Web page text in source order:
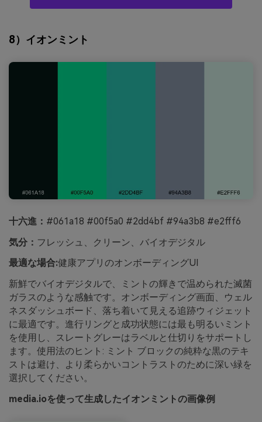
8）イオンミント
十六進： #061a18 #00f5a0 #2dd4bf #94a3b8 #e2fff6
気分： フレッシュ、クリーン、バイオデジタル
最適な場合:健康アプリのオンボーディングUI
新鮮でバイオデジタルで、ミントの輝きで温められた滅菌
ガラスのような感触です。オンボーディング画面、ウェル
ネスダッシュボード、落ち着いて見える追跡ウィジェット
に最適です。進行リングと成功状態には最も明るいミント
を使用し、スレートグレーはラベルと仕切りをサポートし
ます。使用法のヒント: ミント ブロックの純粋な黒のテキ
ストは避け、より柔らかいコントラストのために深い緑を
選択してください。
media.ioを使って生成したイオンミントの画像例